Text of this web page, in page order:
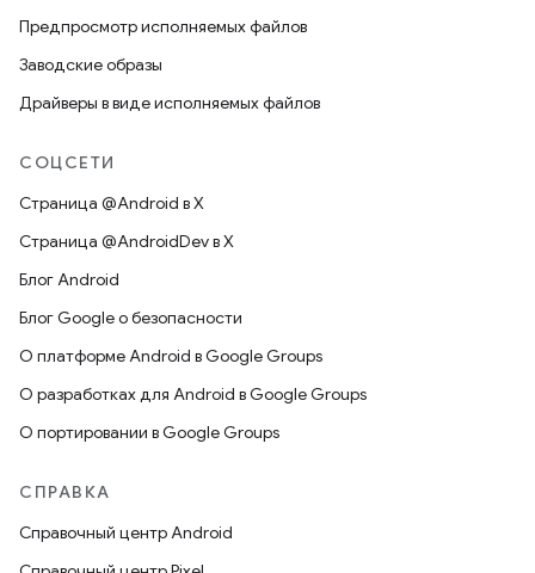
Предпросмотр исполняемых файлов
Заводские образы
Драйверы в виде исполняемых файлов
СОЦСЕТИ
Страница @Android в X
Страница @AndroidDev в X
Блог Android
Блог Google о безопасности
О платформе Android в Google Groups
О разработках для Android в Google Groups
О портировании в Google Groups
СПРАВКА
Справочный центр Android